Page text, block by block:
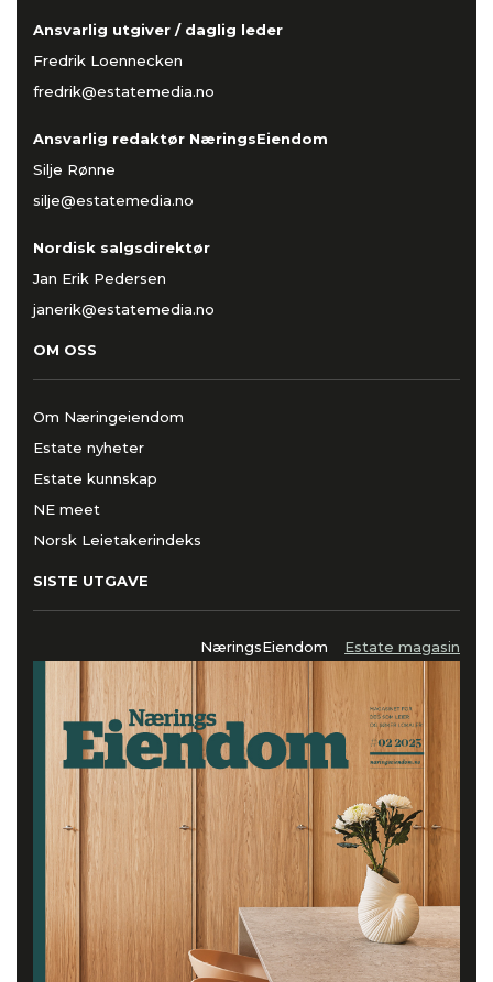
Ansvarlig utgiver / daglig leder
Fredrik Loennecken
fredrik@estatemedia.no
Ansvarlig redaktør NæringsEiendom
Silje Rønne
silje@estatemedia.no
Nordisk salgsdirektør
Jan Erik Pedersen
janerik@estatemedia.no
OM OSS
Om Næringeiendom
Estate nyheter
Estate kunnskap
NE meet
Norsk Leietakerindeks
SISTE UTGAVE
NæringsEiendom Estate magasin